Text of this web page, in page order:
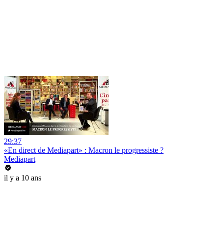
29:37
«En direct de Mediapart» : Macron le progressiste ?
Mediapart
il y a 10 ans